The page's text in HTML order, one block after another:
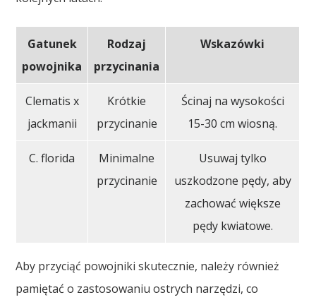
Gatunek
powojnika
Rodzaj
przycinania
Wskazówki
Clematis x
jackmanii
Krótkie
przycinanie
Ścinaj na wysokości
15-30 cm wiosną.
C. florida
Minimalne
przycinanie
Usuwaj tylko
uszkodzone pędy, aby
zachować większe
pędy kwiatowe.
Aby przyciąć powojniki skutecznie, należy również
pamiętać o zastosowaniu ostrych narzędzi, co